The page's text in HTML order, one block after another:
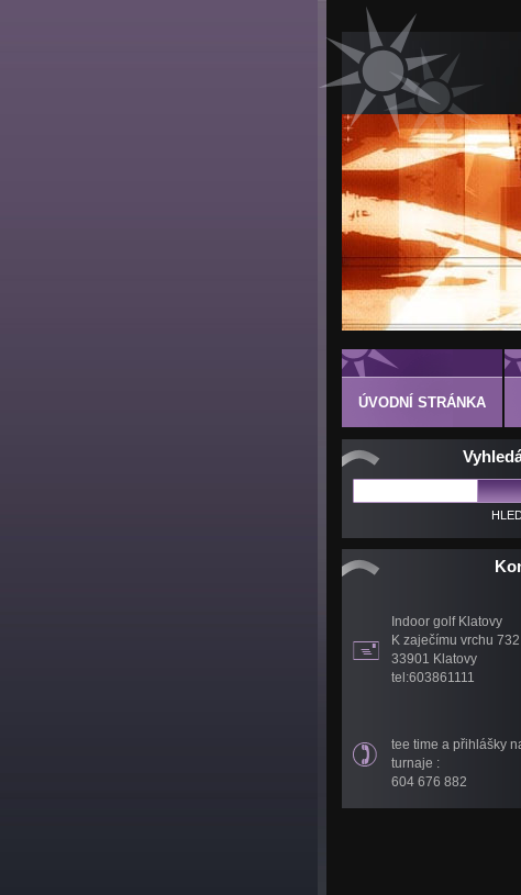
Indoor golf Klatovy
K zaječímu vrchu 732
33901 Klatovy
tel:603861111
tee time a přihlášky
turnaje :
604 676 882
ÚVODNÍ STRÁNKA